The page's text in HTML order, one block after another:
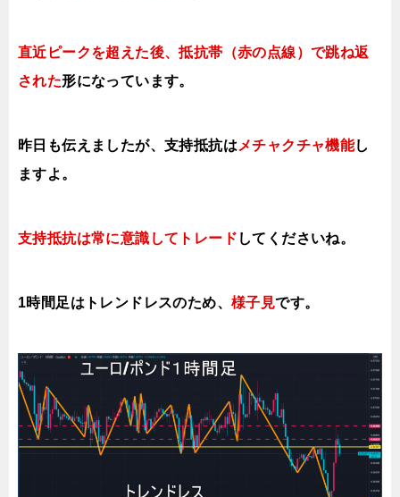
直近ピークを超えた後、抵抗帯（赤の点線）で跳ね返
された形になっています。
昨日も伝えましたが、支持抵抗は メチャクチャ機能し
ますよ。
支持抵抗は常に意識してトレード してくださいね。
1時間足はトレンドレスのため、 様子見です。